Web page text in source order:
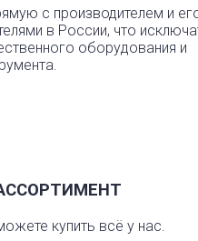
с производителем и
в России, что
оборудования и
купить всё у нас.